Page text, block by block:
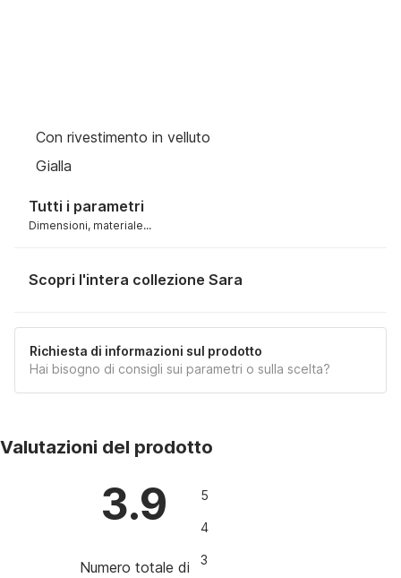
Con rivestimento in velluto
Gialla
Tutti i parametri
Dimensioni, materiale...
Scopri l'intera collezione Sara
Richiesta di informazioni sul prodotto
Hai bisogno di consigli sui parametri o sulla scelta?
Valutazioni del prodotto
3.9
Numero totale di
5
4
3